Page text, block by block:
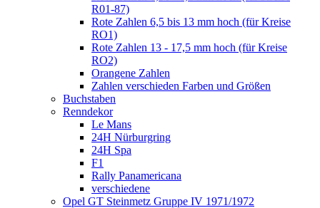
R01-87)
Rote Zahlen 6,5 bis 13 mm hoch (für Kreise
RO1)
Rote Zahlen 13 - 17,5 mm hoch (für Kreise
RO2)
Orangene Zahlen
Zahlen verschieden Farben und Größen
Buchstaben
Renndekor
Le Mans
24H Nürburgring
24H Spa
F1
Rally Panamericana
verschiedene
Opel GT Steinmetz Gruppe IV 1971/1972